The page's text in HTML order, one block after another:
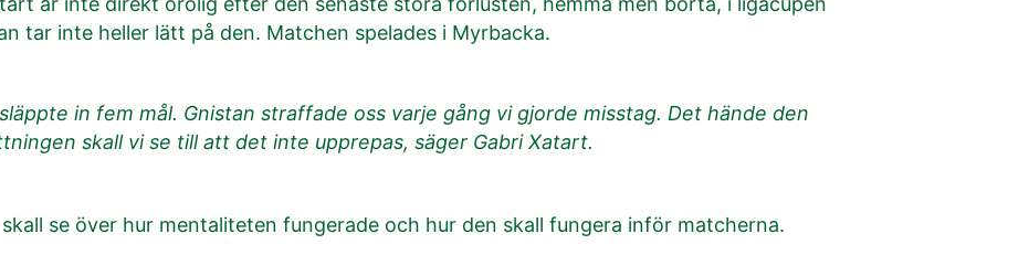
tar inte heller lätt på den. Matchen spelades i Myrbacka.
in fem mål. Gnistan straffade oss varje gång vi gjorde misstag. Det hände den
skall vi se till att det inte upprepas, säger Gabri Xatart.
se över hur mentaliteten fungerade och hur den skall fungera inför matcherna.